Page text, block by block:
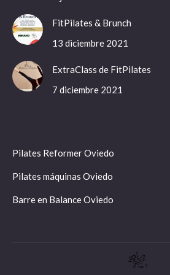
FitPilates & Brunch
13 diciembre 2021
ExtraClass de FitPilates
7 diciembre 2021
Pilates Reformer Oviedo
Pilates máquinas Oviedo
Barre en Balance Oviedo